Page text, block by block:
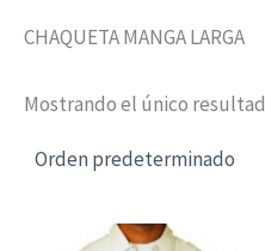
CHAQUETA MANGA LARGA
Mostrando el único